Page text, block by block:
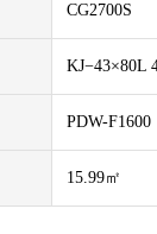
CG2700S
KJ−43×80L
PDW-F1600
15.99㎡